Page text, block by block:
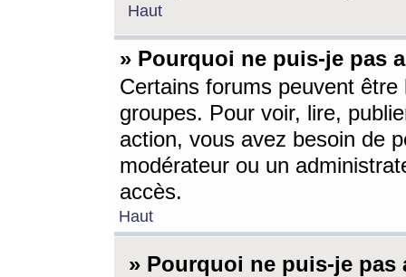
Haut
» Pourquoi ne puis-je pas
Certains forums peuvent être
groupes. Pour voir, lire,
action, vous avez besoin de
modérateur ou un
accès.
Haut
» Pourquoi ne puis-je